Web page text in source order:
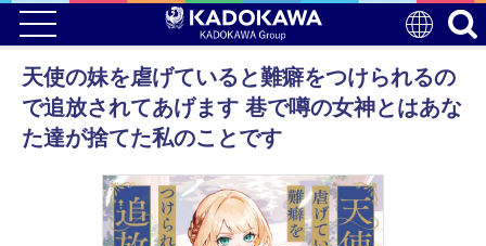
天使の妹を虐げていると難癖をつけられるの
で追放されてあげます 巷で噂の女神とはあな
た達が捨てた私のことです